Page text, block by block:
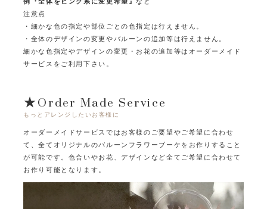
注意点
・細かな色の指定や部位ごとの色指定は行えません。
・全体のデザインの変更やバルーンの追加等は行えません。
細かな色指定やデザインの変更・お花の追加等はオーダーメイド
サービスをご利用下さい。
★Order Made Service
もっとアレンジしたいお客様に
オーダーメイドサービスではお客様のご要望やご希望に合わせ
て、全てオリジナルのバルーンフラワーブーケをお作りすること
が可能です。 色合いやお花、デザインなど全てご希望に合わせて
お作り可能となります。